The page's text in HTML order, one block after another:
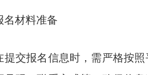
名材料准备
提交报名信息时，需严格按